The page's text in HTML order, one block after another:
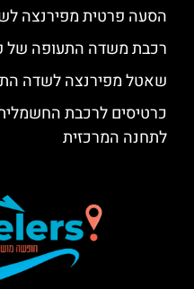
הסעה פרטית מפירנצה
רכבת משדה התעופה של
שאטל מפירנצה לשדה
כרטיסים לרכבת
לתחנה המרכזית